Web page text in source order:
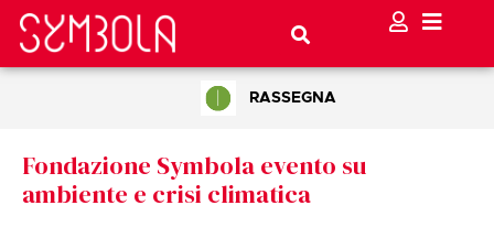
RASSEGNA
Fondazione Symbola evento su
ambiente e crisi climatica